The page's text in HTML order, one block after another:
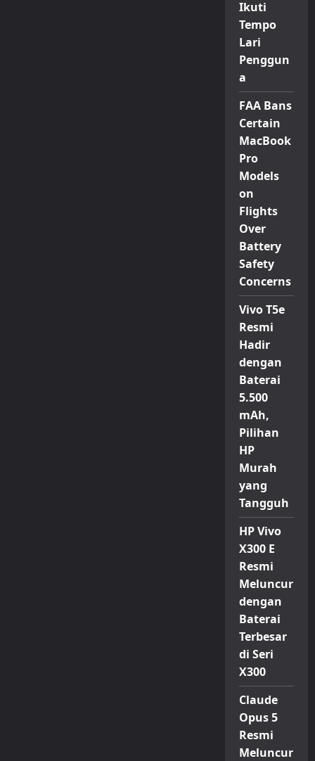
Ikuti
Tempo
Lari
Penggun
a
FAA Bans
Certain
MacBook
Pro
Models
on
Flights
Over
Battery
Safety
Concerns
Vivo T5e
Resmi
Hadir
dengan
Baterai
5.500
mAh,
Pilihan
HP
Murah
yang
Tangguh
HP Vivo
X300 E
Resmi
Meluncur
dengan
Baterai
Terbesar
di Seri
X300
Claude
Opus 5
Resmi
Meluncur